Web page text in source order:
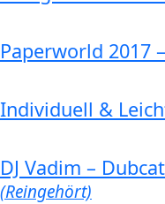
Paperworld 2017 –
Individuell &
DJ Vadim –
(Reingehört)